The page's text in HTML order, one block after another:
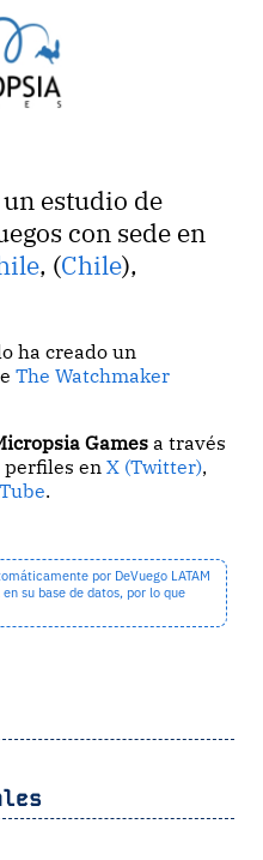
un estudio de
con sede en
, (Chile),
ha creado un
The Watchmaker
Games a través
perfiles enX (Twitter),
.
por DeVuego LATAM
su base de datos, por lo que